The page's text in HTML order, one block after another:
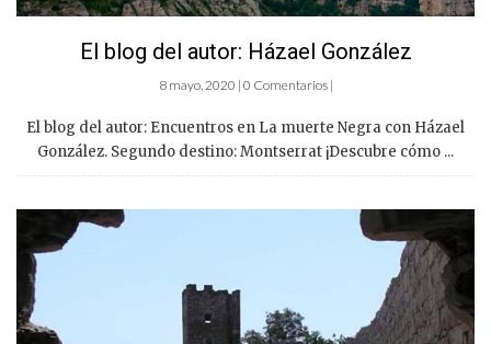
El blog del autor: Házael González
8 mayo, 2020 | 0 Comentarios |
El blog del autor: Encuentros en La muerte Negra con Házael
González. Segundo destino: Montserrat ¡Descubre cómo ...